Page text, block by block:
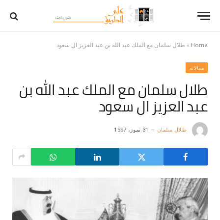
Home
» طلال سلمان مع الملك عبد الله بن عبد العزيز ال سعود
مقالاته
طلال سلمان مع الملك عبد الله بن
عبد العزيز ال سعود
طلال سلمان 31 تموز، 1997